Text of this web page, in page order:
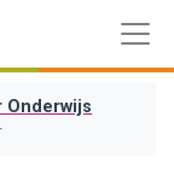
Onderwijs